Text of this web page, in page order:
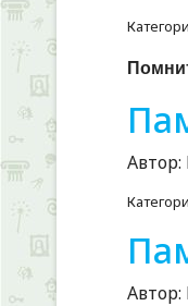
Автор:
Автор: